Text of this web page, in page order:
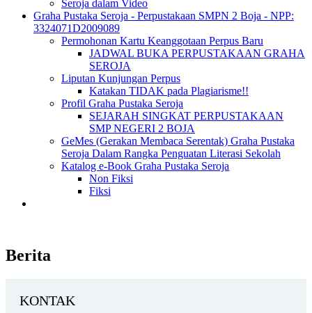
Seroja dalam Video
Graha Pustaka Seroja - Perpustakaan SMPN 2 Boja - NPP:
3324071D2009089
Permohonan Kartu Keanggotaan Perpus Baru
JADWAL BUKA PERPUSTAKAAN GRAHA
SEROJA
Liputan Kunjungan Perpus
Katakan TIDAK pada Plagiarisme!!
Profil Graha Pustaka Seroja
SEJARAH SINGKAT PERPUSTAKAAN
SMP NEGERI 2 BOJA
GeMes (Gerakan Membaca Serentak) Graha Pustaka
Seroja Dalam Rangka Penguatan Literasi Sekolah
Katalog e-Book Graha Pustaka Seroja
Non Fiksi
Fiksi
Berita
KONTAK